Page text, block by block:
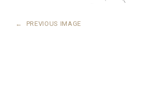
← PREVIOUS IMAGE